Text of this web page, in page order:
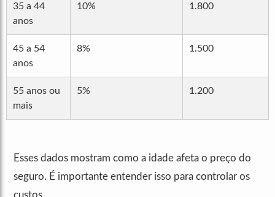
35 a 44
anos
10% 1.800
45 a 54
anos
8% 1.500
55 anos ou
mais
5% 1.200
Esses dados mostram como a idade afeta o preço do
seguro. É importante entender isso para controlar os
custos.